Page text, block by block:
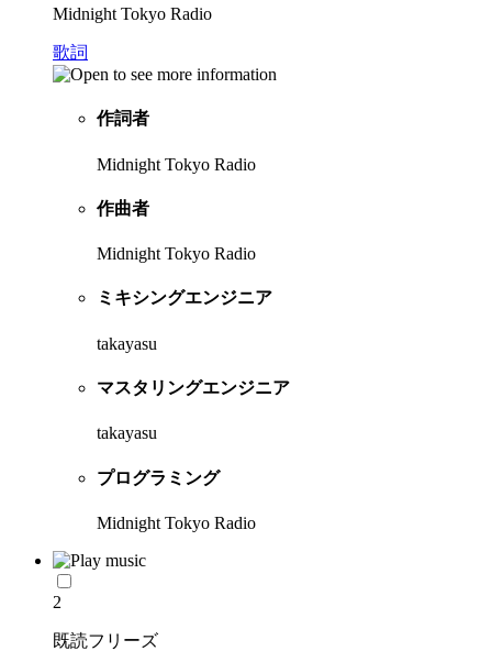
Midnight Tokyo Radio
歌詞
作詞者
Midnight Tokyo Radio
作曲者
Midnight Tokyo Radio
ミキシングエンジニア
takayasu
マスタリングエンジニア
takayasu
プログラミング
Midnight Tokyo Radio
2
既読フリーズ